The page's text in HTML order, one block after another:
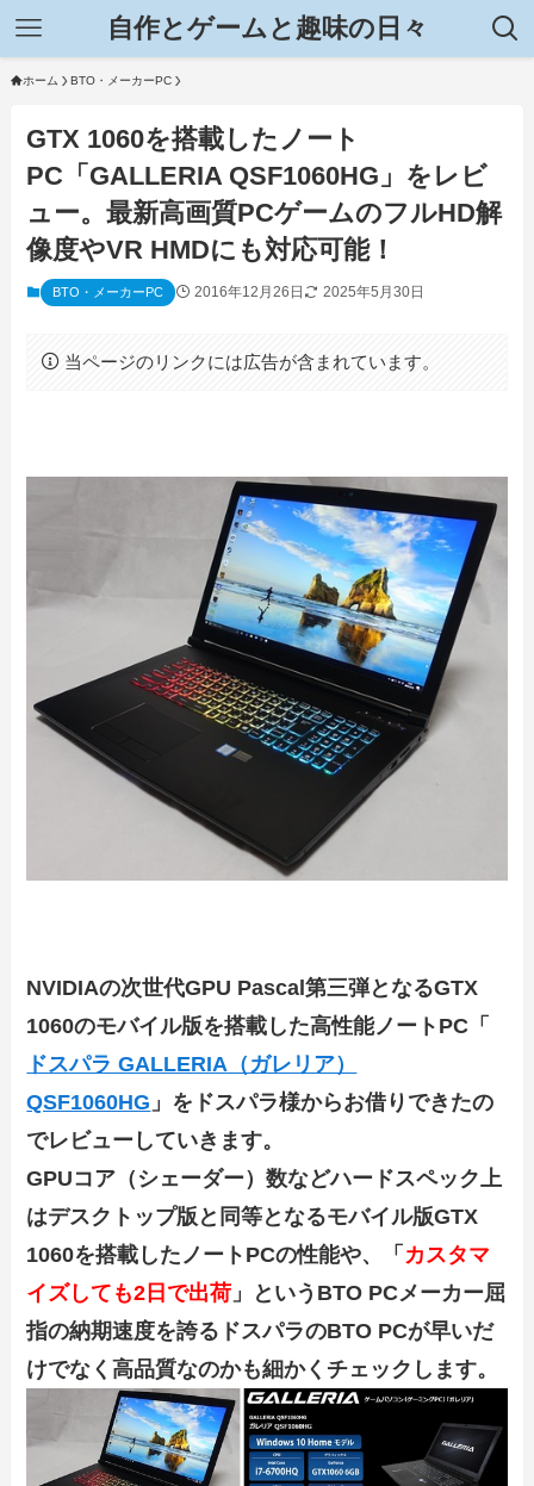
自作とゲームと趣味の日々
ホーム BTO・メーカーPC
GTX 1060を搭載したノート
PC「GALLERIA QSF1060HG」をレビ
ュー。最新高画質PCゲームのフルHD解
像度やVR HMDにも対応可能！
BTO・メーカーPC 2016年12月26日 2025年5月30日
当ページのリンクには広告が含まれています。
NVIDIAの次世代GPU Pascal第三弾となるGTX
1060のモバイル版を搭載した高性能ノートPC「
ドスパラ GALLERIA（ガレリア）
QSF1060HG 」をドスパラ様からお借りできたの
でレビューしていきます。
GPUコア（シェーダー）数などハードスペック上
はデスクトップ版と同等となるモバイル版GTX
1060を搭載したノートPCの性能や、「 カスタマ
イズしても2日で出荷 」というBTO PCメーカー屈
指の納期速度を誇るドスパラのBTO PCが早いだ
けでなく高品質なのかも細かくチェックします。